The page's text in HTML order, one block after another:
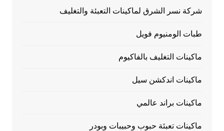
شركة نسر الشرق لماكينات التعبئة والتغليف
طبات الومنيوم فويل
ماكينات التغليف بالفاكيوم
ماكينات اندكشن سيل
ماكينات براند عالمي
ماكينات تعبئة حبوب وحبيبات وبودر